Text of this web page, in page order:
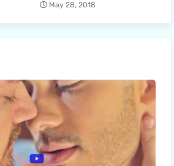
May 28, 2018